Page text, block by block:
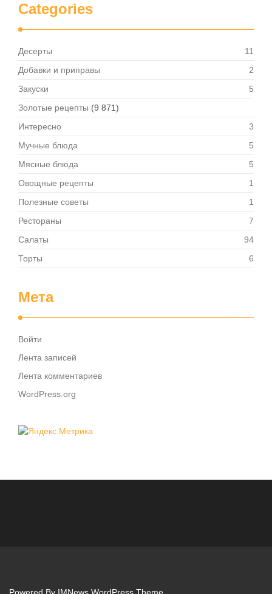
Categories
Десерты
11
Добавки и приправы
2
Закуски
5
Золотые рецепты (9 871)
Интересно
3
Мучные блюда
5
Мясные блюда
5
Овощные рецепты
1
Полезные советы
1
Рестораны
7
Салаты
94
Торты
6
Мета
Войти
Лента записей
Лента комментариев
WordPress.org